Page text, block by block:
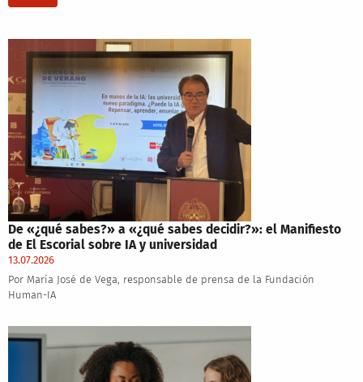
De «¿qué sabes?» a «¿qué sabes decidir?»: el Manifiesto
de El Escorial sobre IA y universidad
13.07.2026
Por María José de Vega, responsable de prensa de la Fundación
Human-IA